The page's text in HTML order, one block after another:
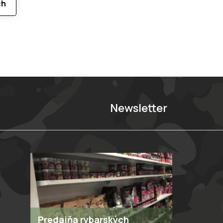
Newsletter
Predajňa rybarských